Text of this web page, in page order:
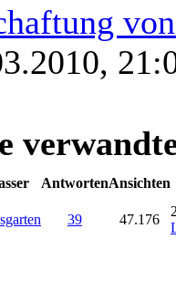
AntwortenAnsichten
39 47.176